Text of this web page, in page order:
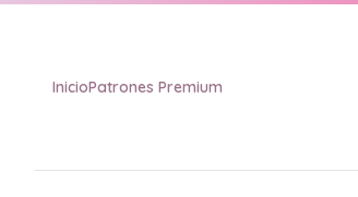
InicioPatrones Premium